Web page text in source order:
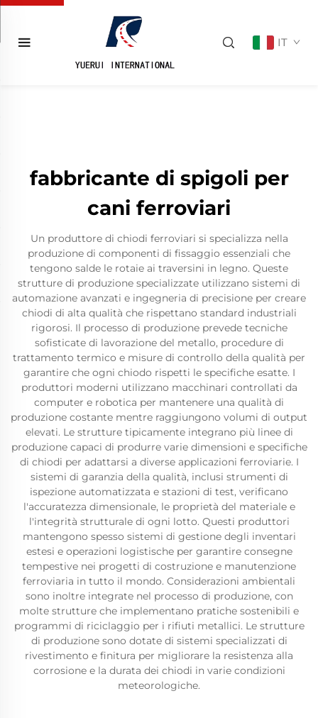
IT
fabbricante di spigoli per
cani ferroviari
Un produttore di chiodi ferroviari si specializza nella
produzione di componenti di fissaggio essenziali che
tengono salde le rotaie ai traversini in legno. Queste
strutture di produzione specializzate utilizzano sistemi di
automazione avanzati e ingegneria di precisione per creare
chiodi di alta qualità che rispettano standard industriali
rigorosi. Il processo di produzione prevede tecniche
sofisticate di lavorazione del metallo, procedure di
trattamento termico e misure di controllo della qualità per
garantire che ogni chiodo rispetti le specifiche esatte. I
produttori moderni utilizzano macchinari controllati da
computer e robotica per mantenere una qualità di
produzione costante mentre raggiungono volumi di output
elevati. Le strutture tipicamente integrano più linee di
produzione capaci di produrre varie dimensioni e specifiche
di chiodi per adattarsi a diverse applicazioni ferroviarie. I
sistemi di garanzia della qualità, inclusi strumenti di
ispezione automatizzata e stazioni di test, verificano
l'accuratezza dimensionale, le proprietà del materiale e
l'integrità strutturale di ogni lotto. Questi produttori
mantengono spesso sistemi di gestione degli inventari
estesi e operazioni logistische per garantire consegne
tempestive nei progetti di costruzione e manutenzione
ferroviaria in tutto il mondo. Considerazioni ambientali
sono inoltre integrate nel processo di produzione, con
molte strutture che implementano pratiche sostenibili e
programmi di riciclaggio per i rifiuti metallici. Le strutture
di produzione sono dotate di sistemi specializzati di
rivestimento e finitura per migliorare la resistenza alla
corrosione e la durata dei chiodi in varie condizioni
meteorologiche.